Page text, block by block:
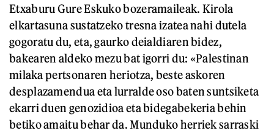
Etxaburu Gure Eskuko bozeramaileak. Kirola
elkartasuna sustatzeko tresna izatea nahi dutela
gogoratu du, eta, gaurko deialdiaren bidez,
bakearen aldeko mezu bat igorri du: «Palestinan
milaka pertsonaren heriotza, beste askoren
desplazamendua eta lurralde oso baten suntsiketa
ekarri duen genozidioa eta bidegabekeria behin
betiko amaitu behar da. Munduko herriek sarraski